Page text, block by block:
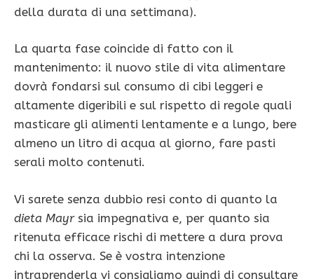
della durata di una settimana).
La quarta fase coincide di fatto con il
mantenimento: il nuovo stile di vita alimentare
dovrà fondarsi sul consumo di cibi leggeri e
altamente digeribili e sul rispetto di regole quali
masticare gli alimenti lentamente e a lungo, bere
almeno un litro di acqua al giorno, fare pasti
serali molto contenuti.
Vi sarete senza dubbio resi conto di quanto la
dieta Mayrsia impegnativa e, per quanto sia
ritenuta efficace rischi di mettere a dura prova
chi la osserva. Se è vostra intenzione
intraprenderla vi consigliamo quindi di consultare